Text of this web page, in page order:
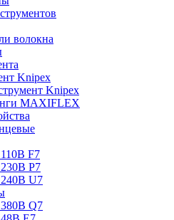
волокна
Knipex
Knipex
MAXIFLEX
110В F7
230В P7
240В U7
380В Q7